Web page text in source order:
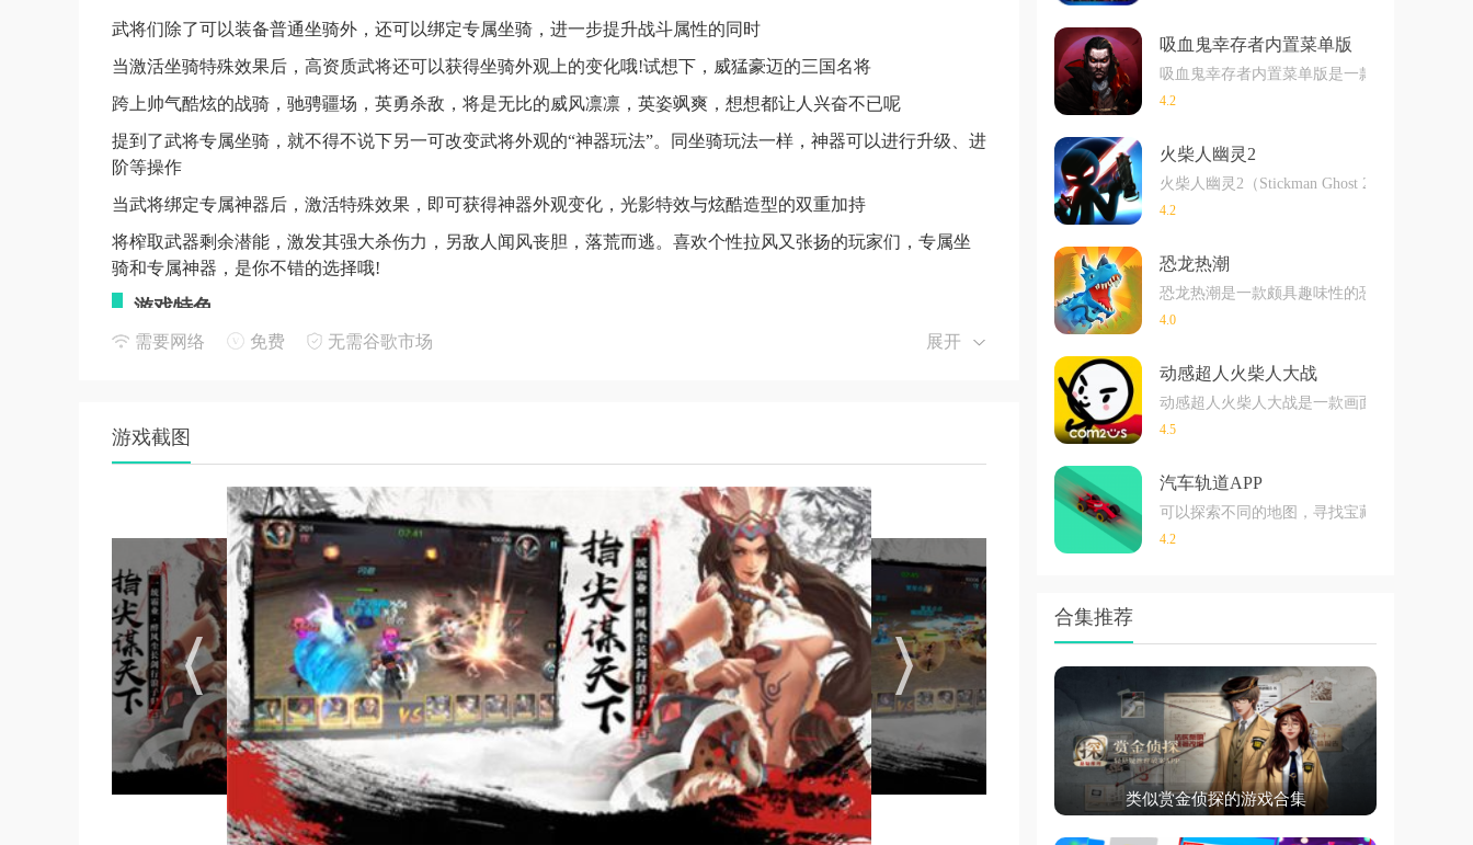
武将们除了可以装备普通坐骑外，还可以绑定专属坐骑，进一步提升战斗属性的同时
当激活坐骑特殊效果后，高资质武将还可以获得坐骑外观上的变化哦!试想下，威猛豪迈的三国名将
跨上帅气酷炫的战骑，驰骋疆场，英勇杀敌，将是无比的威风凛凛，英姿飒爽，想想都让人兴奋不已呢
提到了武将专属坐骑，就不得不说下另一可改变武将外观的“神器玩法”。同坐骑玩法一样，神器可以进行升级、进
阶等操作
当武将绑定专属神器后，激活特殊效果，即可获得神器外观变化，光影特效与炫酷造型的双重加持
将榨取武器剩余潜能，激发其强大杀伤力，另敌人闻风丧胆，落荒而逃。喜欢个性拉风又张扬的玩家们，专属坐
骑和专属神器，是你不错的选择哦!
游戏特色
3.武将们除了可以装备普通坐骑外，还可以绑定专属坐骑，进一步提升战斗属性的同时。
游戏亮点
1.精心设计的特色武将，多角度满足三国迷的名将情怀。
2.刺激好玩的故事剧情，各种经典的英雄武将任你体验。
3.还可以攻占各州郡城池，成为割据一方的诸侯，快来体验吧。
小编简评
整个游戏设计的是独创的战斗模式，新鲜刺激，与有趣的剧情相结合，超级好玩。
需要网络 免费 无需谷歌市场 展开
游戏截图
吸血鬼幸存者内置菜单版
吸血鬼幸存者内置菜单版是一款充满刺激与
4.2
火柴人幽灵2
火柴人幽灵2（Stickman Ghost 2）是一款火
4.2
恐龙热潮
恐龙热潮是一款颇具趣味性的恐龙战斗游戏
4.0
动感超人火柴人大战
动感超人火柴人大战是一款画面玩法非常刺
4.5
汽车轨道APP
可以探索不同的地图，寻找宝藏和宝石。游
4.2
合集推荐
类似赏金侦探的游戏合集